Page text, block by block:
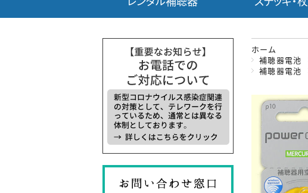
ホーム
補聴器電池
補聴器電池